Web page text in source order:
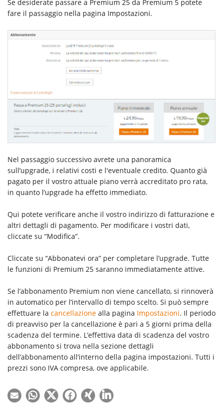
Se desiderate passare a Premium 25 da Premium 5 potete
fare il passaggio nella pagina Impostazioni.
Nel passaggio successivo avrete una panoramica
sull’upgrade, i relativi costi e l'eventuale credito. Quanto già
pagato per il vostro attuale piano verrà accreditato pro rata,
in quanto l’upgrade ha effetto immediato.
Qui potete verificare anche il vostro indirizzo di fatturazione e
altri dettagli di pagamento. Per modificare i vostri dati,
cliccate su “Modifica”.
Cliccate su “Abbonatevi ora” per completare l’upgrade. Tutte
le funzioni di Premium 25 saranno immediatamente attive.
Se l’abbonamento Premium non viene cancellato, si rinnoverà
in automatico per l’intervallo di tempo scelto. Si può sempre
effettuare la cancellazione alla pagina Impostazioni. Il periodo
di preavviso per la cancellazione è pari a 5 giorni prima della
scadenza del termine. L’effettiva data di scadenza del vostro
abbonamento si trova nella sezione dettagli
dell’abbonamento all’interno della pagina impostazioni. Tutti i
prezzi sono IVA compresa, ove applicabile.